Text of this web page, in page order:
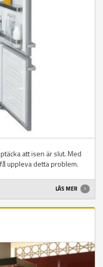
att isen är slut. Med
uppleva detta problem.
LÄS MER